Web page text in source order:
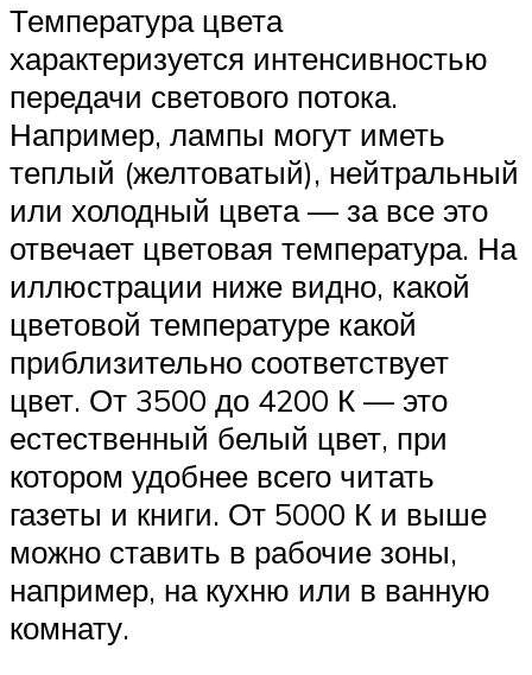
Температура цвета
характеризуется интенсивностью
передачи светового потока.
Например, лампы могут иметь
теплый (желтоватый), нейтральный
или холодный цвета — за все это
отвечает цветовая температура. На
иллюстрации ниже видно, какой
цветовой температуре какой
приблизительно соответствует
цвет. От 3500 до 4200 К — это
естественный белый цвет, при
котором удобнее всего читать
газеты и книги. От 5000 К и выше
можно ставить в рабочие зоны,
например, на кухню или в ванную
комнату.